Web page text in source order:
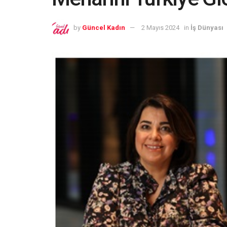
by Güncel Kadın 2 Mayıs 2024 in İş Dünyası